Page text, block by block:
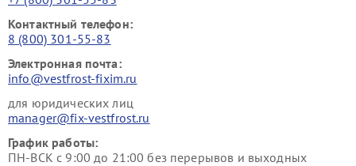
Контактный телефон:
8 (800) 301-55-83
Электронная почта:
info@vestfrost-fixim.ru
для юридических лиц
manager@fix-vestfrost.ru
График работы:
ПН-ВСК с 9:00 до 21:00 без перерывов и выходных